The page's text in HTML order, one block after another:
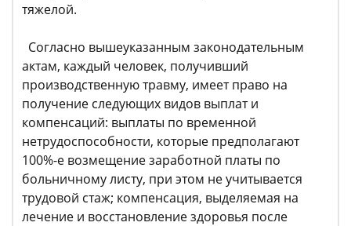
тяжелой.
Согласно вышеуказанным законодательным
актам, каждый человек, получивший
производственную травму, имеет право на
получение следующих видов выплат и
компенсаций: выплаты по временной
нетрудоспособности, которые предполагают
100%-е возмещение заработной платы по
больничному листу, при этом не учитывается
трудовой стаж; компенсация, выделяемая на
лечение и восстановление здоровья после